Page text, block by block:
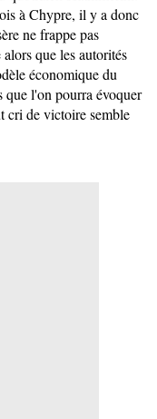
à Chypre, il y a donc
ne frappe pas
que les autorités
économique du
que l'on pourra évoquer
cri de victoire semble